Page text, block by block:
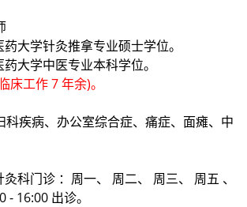
大学针灸推拿专业硕士学位。
大学中医专业本科学位。
床工作 7 年余)。
科疾病、办公室综合症、痛症、面瘫、中
科门诊 ：周一、 周二、 周三、 周五 、
- 16:00 出诊。